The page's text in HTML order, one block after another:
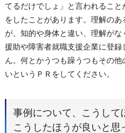
てるだけでしょ」と言われるこ
をしたことがあります。理解の
が、知的や身体と違い、理解が
援助や障害者就職支援企業に登
ん。何とかうつも躁うつもその
いというＰＲをしてください。
事例について、こうして
こうしたほうが良いと思